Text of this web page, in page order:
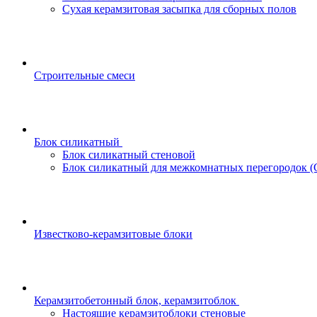
Сухая керамзитовая засыпка для сборных полов
Строительные смеси
Блок силикатный
Блок силикатный стеновой
Блок силикатный для межкомнатных перегородок
Известково-керамзитовые блоки
Керамзитобетонный блок, керамзитоблок
Настоящие керамзитоблоки стеновые